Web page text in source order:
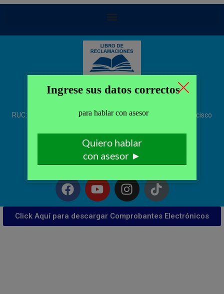
CONQUISTADORES REAL SERVICE S.A.,
RUC: 20340549750, Calle La Pinta 185 – San Isidro/Jr. Francisco
Telf.: 222-3734 / 222-3735 WhatsApp: 995959594
Click Aquí para descargar Comprobantes Electrónicos